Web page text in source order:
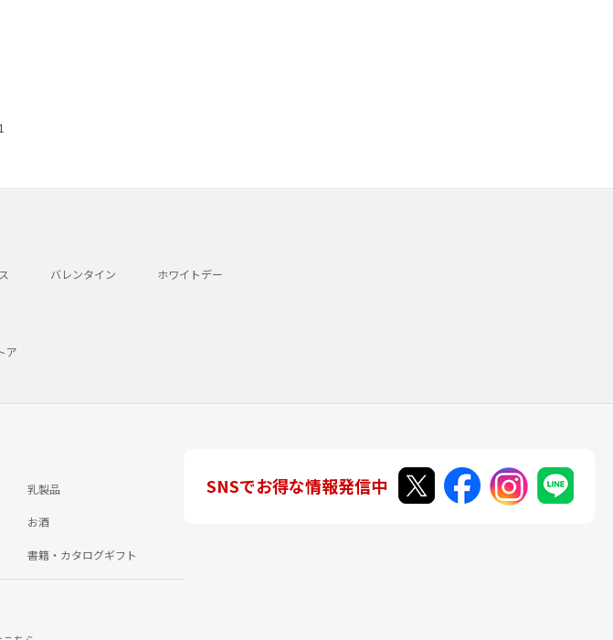
バレンタイン ホワイトデー
ア
乳製品
お酒
書籍・カタログギフト
SNSでお得な情報発信中